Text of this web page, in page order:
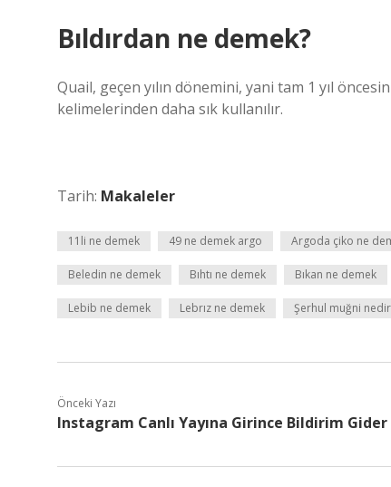
Bıldırdan ne demek?
Quail, geçen yılın dönemini, yani tam 1 yıl
kelimelerinden daha sık kullanılır.
Tarih: Makaleler
11li ne demek 49 ne demek argo Argoda çiko ne
Beledin ne demek Bıhtı ne demek Bıkan ne demek
Lebib ne demek Lebrız ne demek Şerhul muğni nedir
Önceki Yazı
Instagram Canlı Yayına Girince Bildirim Gider